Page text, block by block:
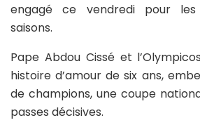
engagé ce vendredi pour
saisons.
Pape Abdou Cissé et
histoire d’amour de six ans,
de champions, une coupe
passes décisives.